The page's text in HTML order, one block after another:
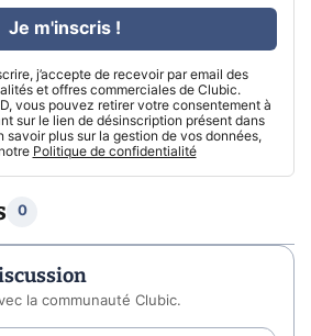
j’accepte de recevoir par email des
et offres commerciales de Clubic.
vous pouvez retirer votre consentement à
sur le lien de désinscription présent dans
savoir plus sur la gestion de vos données,
Politique de confidentialité
Je m'inscris !
0
la communauté Clubic.